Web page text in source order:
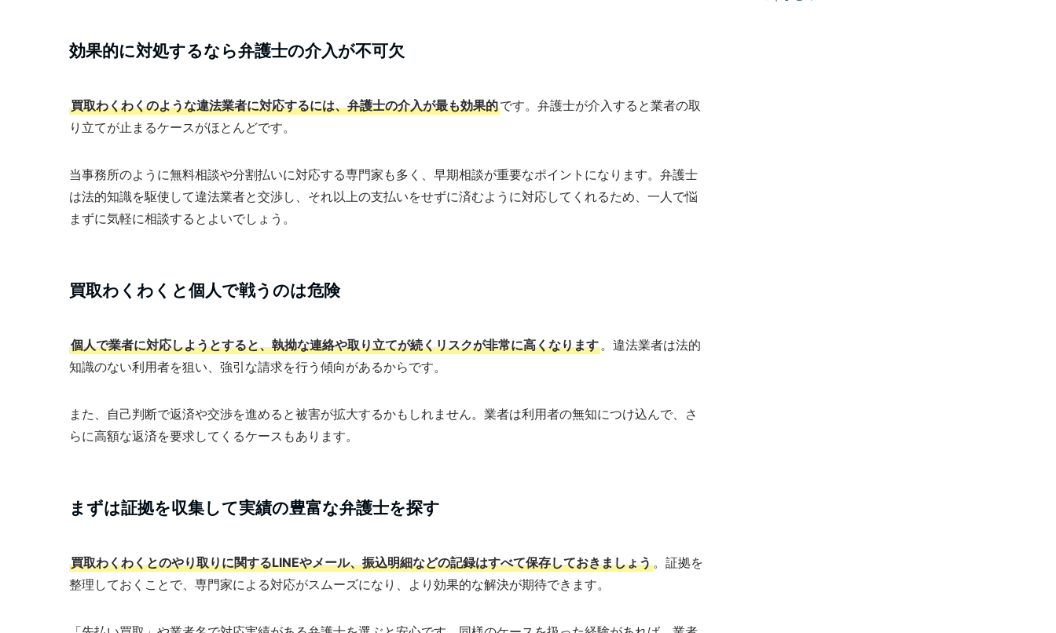
効果的に対処するなら弁護士の介入が不可欠
買取わくわくのような違法業者に対応するには、弁護士の介入が最も効果的です。弁護士が介入すると業者の取
り立てが止まるケースがほとんどです。
当事務所のように無料相談や分割払いに対応する専門家も多く、早期相談が重要なポイントになります。弁護士
は法的知識を駆使して違法業者と交渉し、それ以上の支払いをせずに済むように対応してくれるため、一人で悩
まずに気軽に相談するとよいでしょう。
買取わくわくと個人で戦うのは危険
個人で業者に対応しようとすると、執拗な連絡や取り立てが続くリスクが非常に高くなります。違法業者は法的
知識のない利用者を狙い、強引な請求を行う傾向があるからです。
また、自己判断で返済や交渉を進めると被害が拡大するかもしれません。業者は利用者の無知につけ込んで、さ
らに高額な返済を要求してくるケースもあります。
まずは証拠を収集して実績の豊富な弁護士を探す
買取わくわくとのやり取りに関するLINEやメール、振込明細などの記録はすべて保存しておきましょう。証拠を
整理しておくことで、専門家による対応がスムーズになり、より効果的な解決が期待できます。